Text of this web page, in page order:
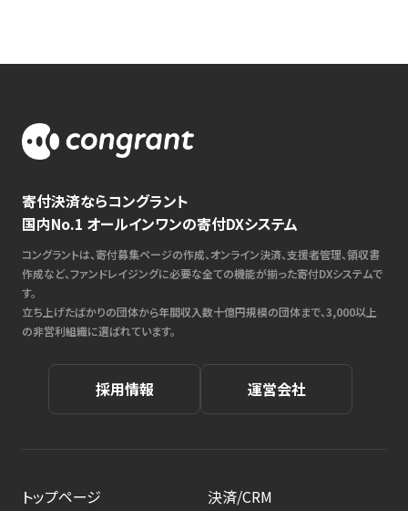
寄付決済ならコングラント
国内No.1 オールインワンの寄付DXシステム
コングラントは、寄付募集ページの作成、オンライン決済、支援者管理、領収書
作成など、ファンドレイジングに必要な全ての機能が揃った寄付DXシステムで
す。
立ち上げたばかりの団体から年間収入数十億円規模の団体まで、3,000以上
の非営利組織に選ばれています。
採用情報 運営会社
トップページ
決済/CRM